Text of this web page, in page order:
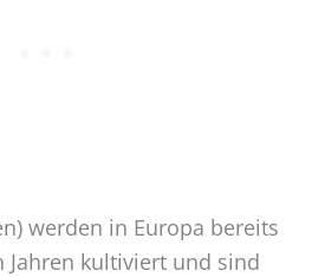
werden in Europa bereits
Jahren kultiviert und sind